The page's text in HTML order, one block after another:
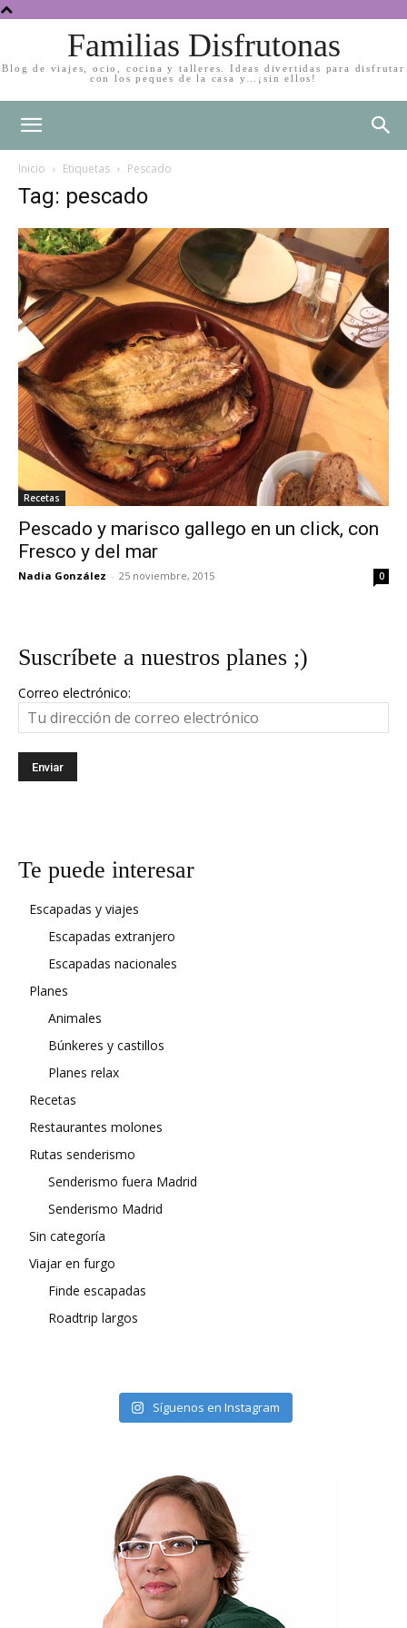
Familias Disfrutonas
Blog de viajes, ocio, cocina y talleres. Ideas divertidas para disfrutar
con los peques de la casa y…¡sin ellos!
Inicio Etiquetas Pescado
Tag: pescado
Recetas
Pescado y marisco gallego en un click, con
Fresco y del mar
Nadia González - 25 noviembre, 2015 0
Suscríbete a nuestros planes ;)
Correo electrónico:
Te puede interesar
Escapadas y viajes
Escapadas extranjero
Escapadas nacionales
Planes
Animales
Búnkeres y castillos
Planes relax
Recetas
Restaurantes molones
Rutas senderismo
Senderismo fuera Madrid
Senderismo Madrid
Sin categoría
Viajar en furgo
Finde escapadas
Roadtrip largos
Síguenos en Instagram